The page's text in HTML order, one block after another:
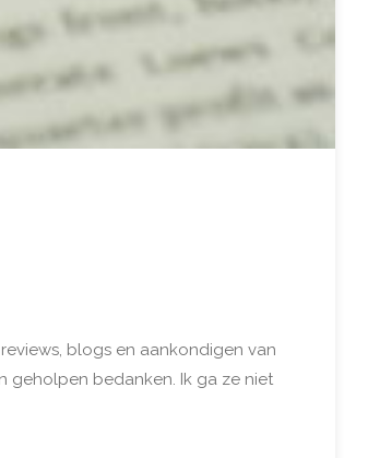
blogs en aankondigen van
geholpen bedanken. Ik ga ze niet